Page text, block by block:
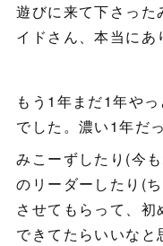
遊びに来て下さった
イドさん、本当にあ
もう1年まだ1年や
でした。濃い1年だ
みこーずしたり(今
のリーダーしたり(
させてもらって、
できてたらいいなと